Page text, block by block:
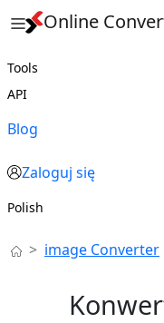
Online
Tools
API
Blog
Zaloguj się
Polish
image Converter